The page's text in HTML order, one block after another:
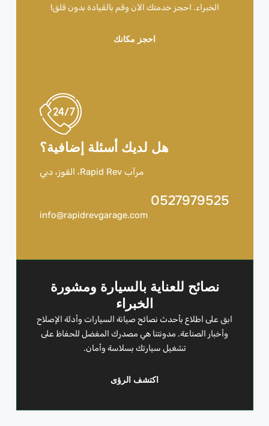
الخبراء. احجز خدمتك الآن وقم بالقيادة بدون قلق!
احجز مكانك
هل لديك أسئلة إضافية؟
مرآب Rapid Rev، القوز، دبي
0527979525
info@rapidrevgarage.com
نصائح للعناية بالسيارة ومشورة
الخبراء
ابق على اطلاع بأحدث نصائح صيانة السيارات وأدلة الإصلاح
وأخبار الصناعة. مدونتنا هي مصدرك المفضل للحفاظ على
تشغيل سيارتك بسلاسة وأمان.
اكتشف الرؤى